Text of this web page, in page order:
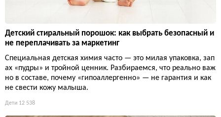
Детский стиральный порошок: как выбрать безопасный и
не переплачивать за маркетинг
Специальная детская химия часто — это милая упаковка, зап
ах «пудры» и тройной ценник. Разбираемся, что реально важ
но в составе, почему «гипоаллергенно» — не гарантия и как
не свести кожу малыша.
Дети 12 538